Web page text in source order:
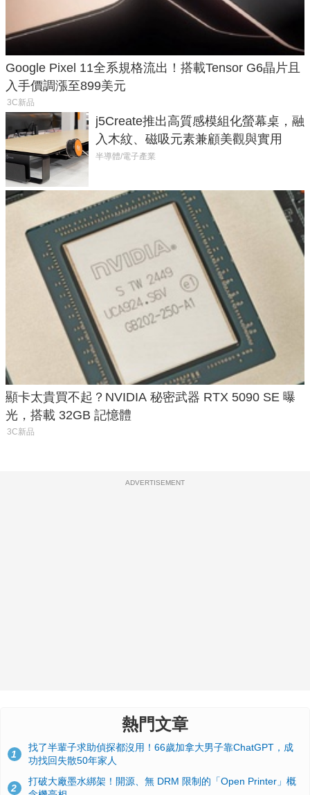
Google Pixel 11全系規格流出！搭載Tensor G6晶片且
入手價調漲至899美元
3C新品
j5Create推出高質感模組化螢幕桌，融
入木紋、磁吸元素兼顧美觀與實用
半導體/電子產業
顯卡太貴買不起？NVIDIA 秘密武器 RTX 5090 SE 曝
光，搭載 32GB 記憶體
3C新品
ADVERTISEMENT
熱門文章
1
找了半輩子求助偵探都沒用！66歲加拿大男子靠ChatGPT，成
功找回失散50年家人
2
打破大廠墨水綁架！開源、無 DRM 限制的「Open Printer」概